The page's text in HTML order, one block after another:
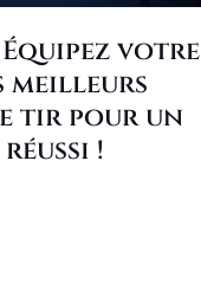
Équipez votre
meilleurs
tir pour un
!